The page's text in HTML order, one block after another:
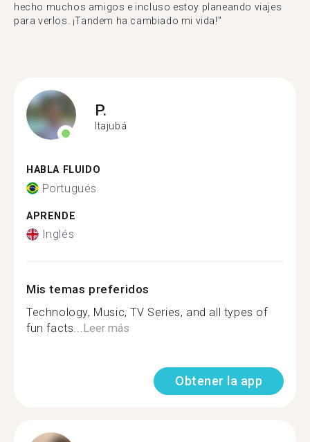
hecho muchos amigos e incluso estoy planeando viajes
para verlos. ¡Tandem ha cambiado mi vida!"
P.
Itajubá
HABLA FLUIDO
Portugués
APRENDE
Inglés
Mis temas preferidos
Technology, Music, TV Series, and all types of
fun facts...Leer más
Obtener la app